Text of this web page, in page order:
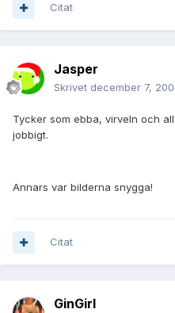
Citat
Jasper
Skrivet december 7,
Tycker som ebba, virveln och
jobbigt.
Annars var bilderna snygga!
Citat
GinGirl